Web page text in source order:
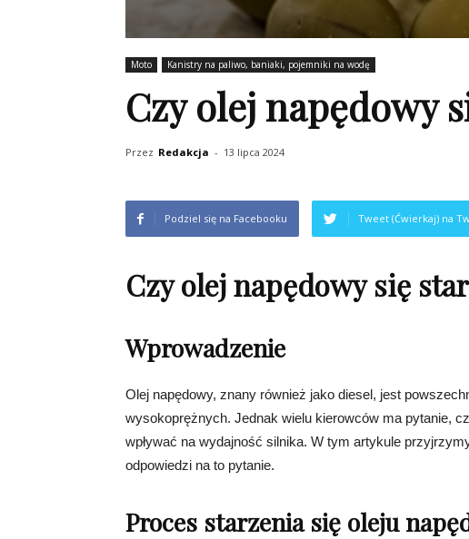
Moto Kanistry na paliwo, baniaki, pojemniki na wodę
Czy olej napędowy
Przez Redakcja - 13 lipca 2024
Podziel się na Facebooku Tweet (Ćwierkaj) na
Czy olej napędowy się
Wprowadzenie
Olej napędowy, znany również jako diesel, jest
wysokoprężnych. Jednak wielu kierowców ma pytanie,
wpływać na wydajność silnika. W tym artykule
odpowiedzi na to pytanie.
Proces starzenia się oleju